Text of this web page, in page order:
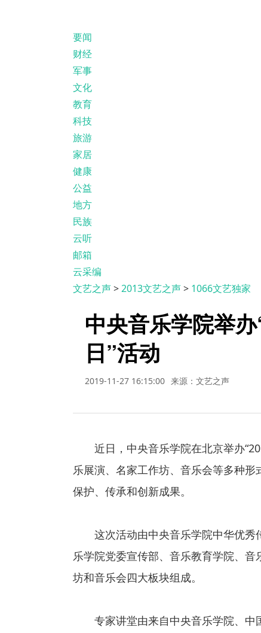
要闻
财经
军事
文化
教育
科技
旅游
家居
健康
公益
地方
民族
云听
邮箱
云采编
文艺之声>2013文艺之声> 1066文艺独家
中央音乐学院举
日”活动
2019-11-27 16:15:00 来源：文艺之声
近日，中央音乐学院在北京举办
乐展演、名家工作坊、音乐会等多种
保护、传承和创新成果。
这次活动由中央音乐学院中华优秀
乐学院党委宣传部、音乐教育学院、
坊和音乐会四大板块组成。
专家讲堂由来自中央音乐学院、中